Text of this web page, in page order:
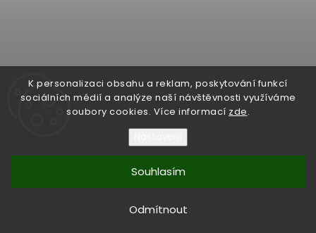
K personalizaci obsahu a reklam, poskytování funkcí
sociálních médií a analýze naší návštěvnosti využíváme
soubory cookies. Více informací zde.
Odmítnout
Souhlasím
Shoptet | Design